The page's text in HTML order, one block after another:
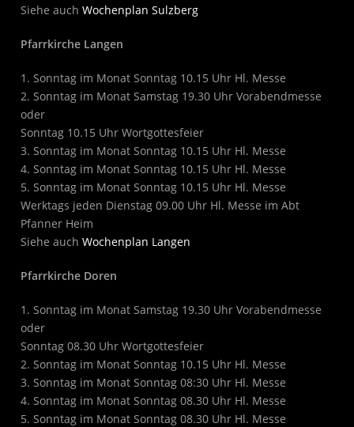
Siehe auchWochenplan Sulzberg
Pfarrkirche Langen
1. Sonntag im Monat Sonntag 10.15 Uhr Hl. Messe
2. Sonntag im Monat Samstag 19.30 Uhr Vorabendmesse
oder
Sonntag 10.15 Uhr Wortgottesfeier
3. Sonntag im Monat Sonntag 10.15 Uhr Hl. Messe
4. Sonntag im Monat Sonntag 10.15 Uhr Hl. Messe
5. Sonntag im Monat Sonntag 10.15 Uhr Hl. Messe
Werktags jeden Dienstag 09.00 Uhr Hl. Messe im Abt
Pfanner Heim
Siehe auchWochenplan Langen
Pfarrkirche Doren
1. Sonntag im Monat Samstag 19.30 Uhr Vorabendmesse
oder
Sonntag 08.30 Uhr Wortgottesfeier
2. Sonntag im Monat Sonntag 10.15 Uhr Hl. Messe
3. Sonntag im Monat Sonntag 08:30 Uhr Hl. Messe
4. Sonntag im Monat Sonntag 08.30 Uhr Hl. Messe
5. Sonntag im Monat Sonntag 08.30 Uhr Hl. Messe